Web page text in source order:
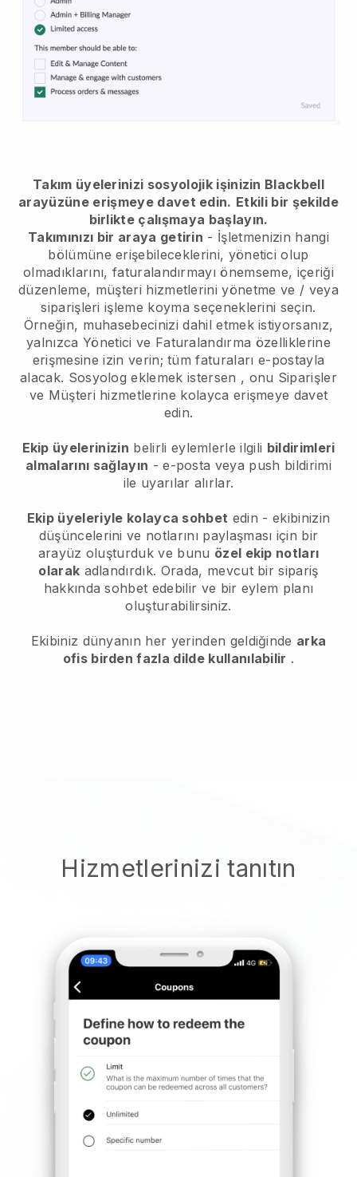
Takım üyelerinizi sosyolojik işinizin Blackbell
arayüzüne erişmeye davet edin. Etkili bir şekilde
birlikte çalışmaya başlayın.
Takımınızı bir araya getirin - İşletmenizin hangi
bölümüne erişebileceklerini, yönetici olup
olmadıklarını, faturalandırmayı önemseme, içeriği
düzenleme, müşteri hizmetlerini yönetme ve / veya
siparişleri işleme koyma seçeneklerini seçin.
Örneğin, muhasebecinizi dahil etmek istiyorsanız,
yalnızca Yönetici ve Faturalandırma özelliklerine
erişmesine izin verin; tüm faturaları e-postayla
alacak. Sosyolog eklemek istersen , onu Siparişler
ve Müşteri hizmetlerine kolayca erişmeye davet
edin.
Ekip üyelerinizin belirli eylemlerle ilgili bildirimleri
almalarını sağlayın - e-posta veya push bildirimi
ile uyarılar alırlar.
Ekip üyeleriyle kolayca sohbet edin - ekibinizin
düşüncelerini ve notlarını paylaşması için bir
arayüz oluşturduk ve bunu özel ekip notları
olarak adlandırdık. Orada, mevcut bir sipariş
hakkında sohbet edebilir ve bir eylem planı
oluşturabilirsiniz.
Ekibiniz dünyanın her yerinden geldiğinde arka
ofis birden fazla dilde kullanılabilir .
Hizmetlerinizi tanıtın